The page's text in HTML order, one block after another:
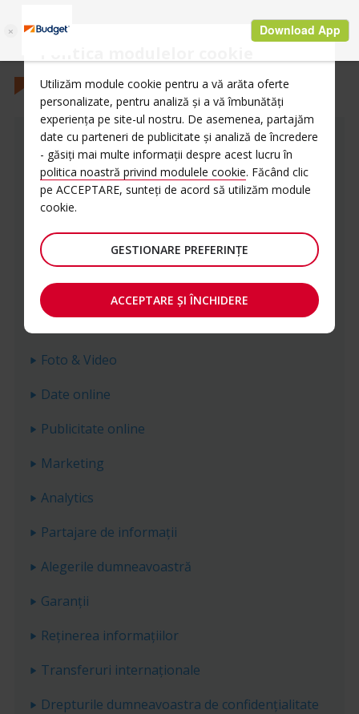
Politica de
confidentialitate
Închirierea unui vehicul
Budget Fastbreak
Foto & Video
Date online
Publicitate online
Marketing
Analytics
Partajare de informații
Alegerile dumneavoastră
Garanții
Reținerea informațiilor
Transferuri internaționale
Drepturile dumneavoastra de confidențialitate
Utilizăm module cookie pentru a vă arăta oferte
personalizate, pentru analiză și a vă îmbunătăți
experiența pe site-ul nostru. De asemenea, partajăm
date cu parteneri de publicitate și analiză de încredere
- găsiți mai multe informații despre acest lucru în
politica noastră privind modulele cookie. Făcând clic
pe ACCEPTARE, sunteți de acord să utilizăm module
cookie.
GESTIONARE PREFERINȚE
ACCEPTARE ȘI ÎNCHIDERE